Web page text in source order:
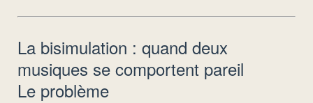
La bisimulation : quand deux
musiques se comportent pareil
Le problème